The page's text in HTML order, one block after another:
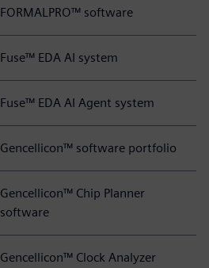
FORMALPRO™ software
Fuse™ EDA AI system
Fuse™ EDA AI Agent system
Gencellicon™ software portfolio
Gencellicon™ Chip Planner
software
Gencellicon™ Clock Analyzer